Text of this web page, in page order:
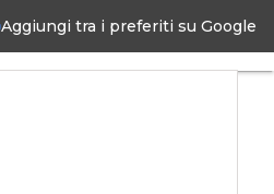
Aggiungi tra i preferiti su Google